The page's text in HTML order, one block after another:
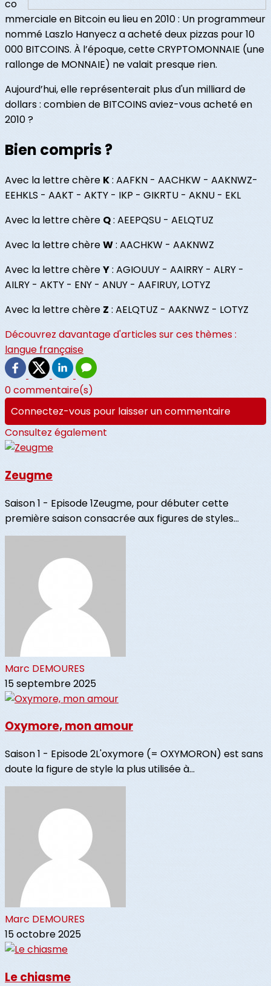
co
mmerciale en Bitcoin eu lieu en 2010 : Un programmeur
nommé Laszlo Hanyecz a acheté deux pizzas pour 10
000 BITCOINS. À l’époque, cette CRYPTOMONNAIE (une
rallonge de MONNAIE) ne valait presque rien.
Aujourd’hui, elle représenterait plus d'un milliard de
dollars : combien de BITCOINS aviez-vous acheté en
2010 ?
Bien compris ?
Avec la lettre chère K: AAFKN - AACHKW - AAKNWZ-
EEHKLS - AAKT - AKTY - IKP - GIKRTU - AKNU - EKL
Avec la lettre chère Q: AEEPQSU - AELQTUZ
Avec la lettre chèreW: AACHKW - AAKNWZ
Avec la lettre chèreY: AGIOUUY - AAIRRY - ALRY -
AILRY - AKTY - ENY - ANUY - AAFIRUY, LOTYZ
Avec la lettre chère Z : AELQTUZ - AAKNWZ - LOTYZ
Découvrez davantage d'articles sur ces thèmes :
langue française
0 commentaire(s)
Connectez-vous pour laisser un commentaire
Consultez également
Zeugme
Saison 1 - Episode 1Zeugme, pour débuter cette
première saison consacrée aux figures de styles...
Marc DEMOURES
15 septembre 2025
Oxymore, mon amour
Saison 1 - Episode 2L'oxymore (= OXYMORON) est sans
doute la figure de style la plus utilisée à...
Marc DEMOURES
15 octobre 2025
Le chiasme